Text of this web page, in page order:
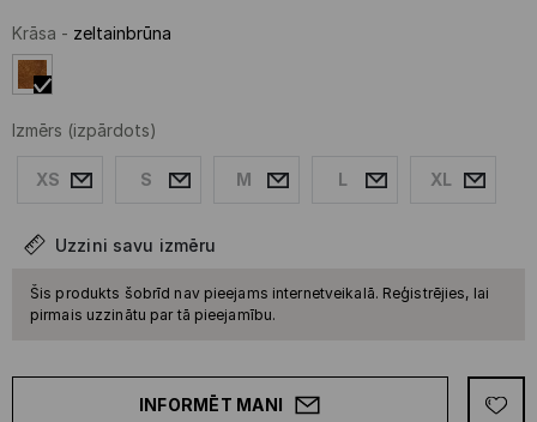
Krāsa - zeltainbrūna
Izmērs (izpārdots)
XS S M L XL
Uzzini savu izmēru
Šis produkts šobrīd nav pieejams internetveikalā. Reģistrējies, lai
pirmais uzzinātu par tā pieejamību.
INFORMĒT MANI